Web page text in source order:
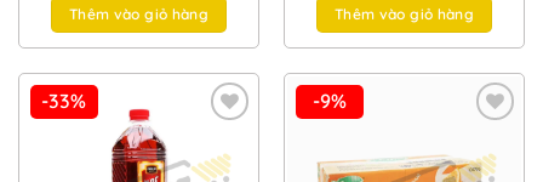
Thêm vào giỏ hàng Thêm vào giỏ hàng
-33%
Wishlist
-9%
Wishlist